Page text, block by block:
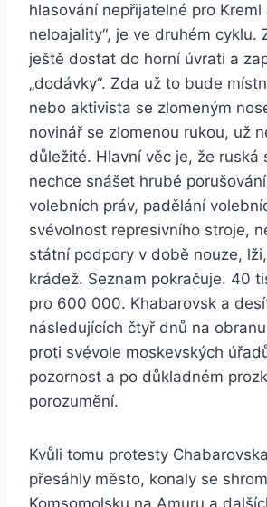
hlasování nepřijatelné pro Kreml
neloajality“, je ve druhém cyklu.
ještě dostat do horní úvrati a
„dodávky“. Zda už to bude
nebo aktivista se zlomeným
novinář se zlomenou rukou, už
důležité. Hlavní věc je, že ruská
nechce snášet hrubé
volebních práv, padělání
svévolnost represivního stroje,
státní podpory v době nouze,
krádež. Seznam pokračuje. 40
pro 600 000. Khabarovsk a
následujících čtyř dnů na
proti svévole moskevských
pozornost a po důkladném
porozumění.
Kvůli tomu protesty
přesáhly město, konaly se